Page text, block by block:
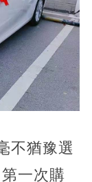
不猶豫選
一次購